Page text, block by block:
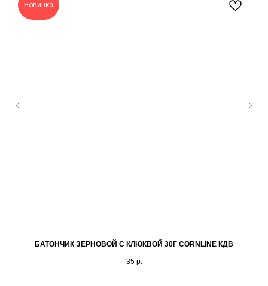
Новинка
БАТОНЧИК ЗЕРНОВОЙ С КЛЮКВОЙ 30Г CORNLINE КДВ
35 р.